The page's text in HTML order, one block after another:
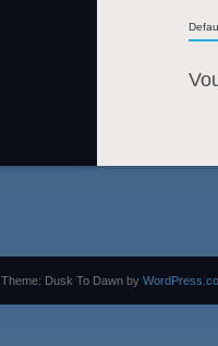
Theme: Dusk To Dawn by